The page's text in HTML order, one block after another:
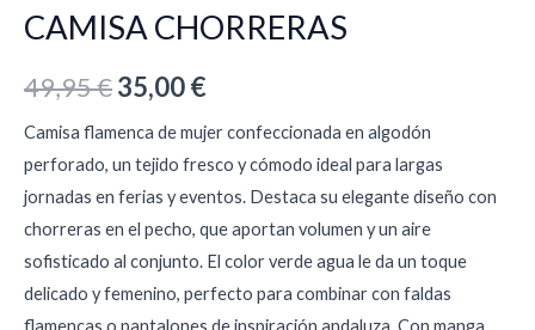
CAMISA CHORRERAS
49,95€
49,95 €.
35,00€
35,00 €.
Camisa flamenca de mujer confeccionada en algodón
perforado, un tejido fresco y cómodo ideal para largas
jornadas en ferias y eventos. Destaca su elegante diseño con
chorreras en el pecho, que aportan volumen y un aire
sofisticado al conjunto. El color verde agua le da un toque
delicado y femenino, perfecto para combinar con faldas
flamencas o pantalones de inspiración andaluza. Con manga